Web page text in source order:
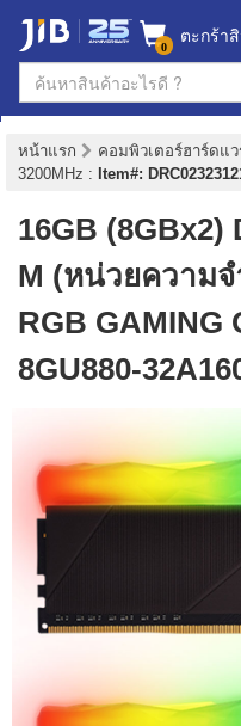
0 ตะกร้า
หน้าแรก คอมพิวเตอร์ฮาร์ดแว
3200MHz : Item#:
16GB (8GBx2)
M (หน่วยความจ
RGB GAMING
8GU880-